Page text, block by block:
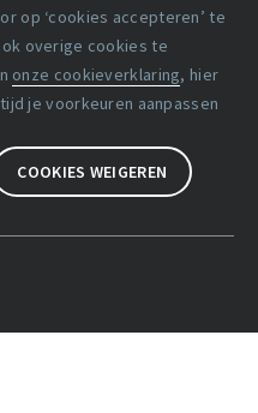
op ‘cookies accepteren’ te
overige cookies te
onze cookieverklaring, hier
je voorkeuren aanpassen
COOKIES WEIGEREN